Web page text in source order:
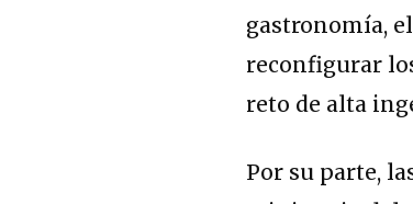
gastronomía,
reconfigurar
reto de alta
Por su parte,